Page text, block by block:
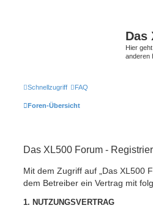
Das
Hier
anderen
Schnellzugriff FAQ
Foren-Übersicht
Das XL500 Forum -
Mit dem Zugriff auf „Das XL500
dem Betreiber ein Vertrag mit
1. NUTZUNGSVERTRAG